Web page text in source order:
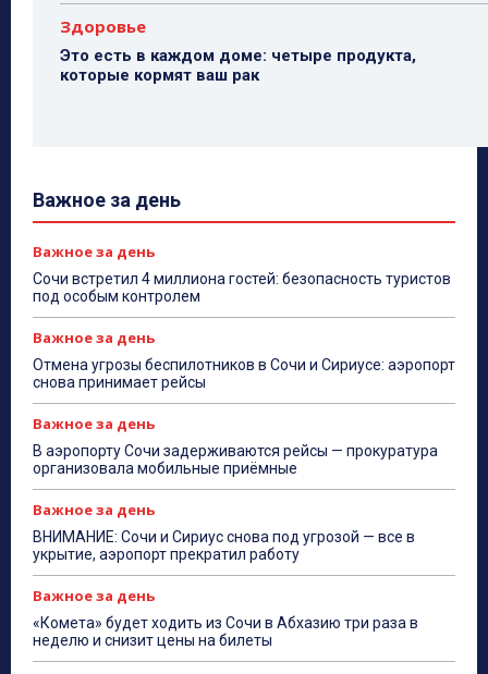
Здоровье
Это есть в каждом доме: четыре продукта,
которые кормят ваш рак
Важное за день
Важное за день
Сочи встретил 4 миллиона гостей: безопасность туристов
под особым контролем
Важное за день
Отмена угрозы беспилотников в Сочи и Сириусе: аэропорт
снова принимает рейсы
Важное за день
В аэропорту Сочи задерживаются рейсы — прокуратура
организовала мобильные приёмные
Важное за день
ВНИМАНИЕ: Сочи и Сириус снова под угрозой — все в
укрытие, аэропорт прекратил работу
Важное за день
«Комета» будет ходить из Сочи в Абхазию три раза в
неделю и снизит цены на билеты